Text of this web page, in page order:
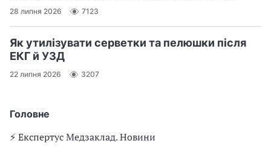
Головне
⚡️ Експертус Медзаклад. Новини
28 липня 2026 7123
Як утилізувати серветки та пелюшки після
ЕКГ й УЗД
22 липня 2026 3207